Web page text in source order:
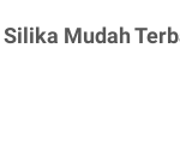
Mudah